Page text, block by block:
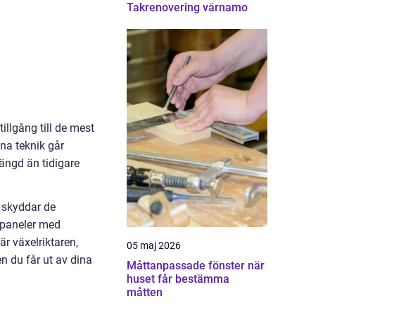
till de mest
teknik går
än tidigare
de
med
växelriktaren,
du får ut av dina
Takrenovering värnamo
05 maj 2026
Måttanpassade fönster när
huset får bestämma
måtten